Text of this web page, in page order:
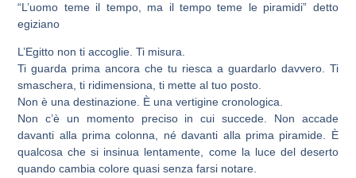
“L’uomo teme il tempo, ma il tempo teme le piramidi” detto
egiziano
L’Egitto non ti accoglie. Ti misura.
Ti guarda prima ancora che tu riesca a guardarlo davvero. Ti
smaschera, ti ridimensiona, ti mette al tuo posto.
Non è una destinazione. È una vertigine cronologica.
Non c’è un momento preciso in cui succede. Non accade
davanti alla prima colonna, né davanti alla prima piramide. È
qualcosa che si insinua lentamente, come la luce del deserto
quando cambia colore quasi senza farsi notare.